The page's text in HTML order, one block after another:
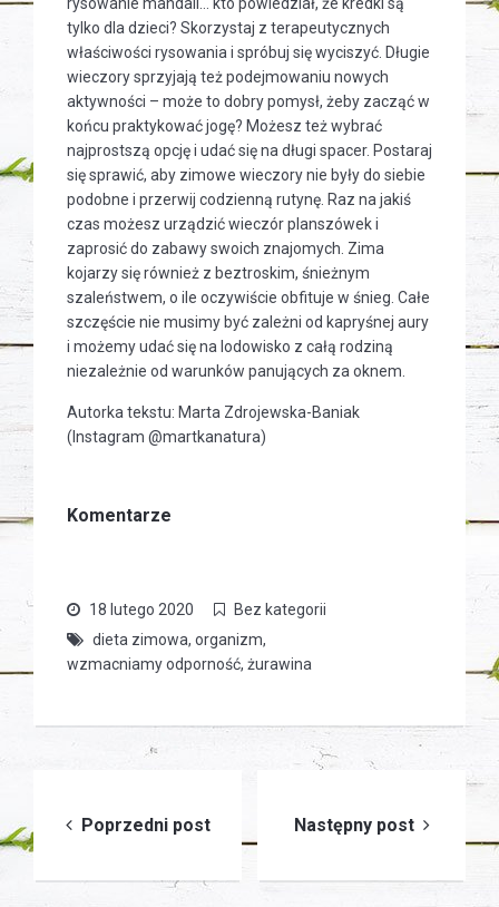
tylko dla dzieci? Skorzystaj z terapeutycznych
właściwości rysowania i spróbuj się wyciszyć. Długie
wieczory sprzyjają też podejmowaniu nowych
aktywności – może to dobry pomysł, żeby zacząć w
końcu praktykować jogę? Możesz też wybrać
najprostszą opcję i udać się na długi spacer. Postaraj
się sprawić, aby zimowe wieczory nie były do siebie
podobne i przerwij codzienną rutynę. Raz na jakiś
czas możesz urządzić wieczór planszówek i
zaprosić do zabawy swoich znajomych. Zima
kojarzy się również z beztroskim, śnieżnym
szaleństwem, o ile oczywiście obfituje w śnieg. Całe
szczęście nie musimy być zależni od kapryśnej aury
i możemy udać się na lodowisko z całą rodziną
niezależnie od warunków panujących za oknem.
Autorka tekstu: Marta Zdrojewska-Baniak
(Instagram @martkanatura)
Komentarze
18 lutego 2020
Bez kategorii
dieta zimowa, organizm,
wzmacniamy odporność, żurawina
wpisu
Poprzedni post Następny post